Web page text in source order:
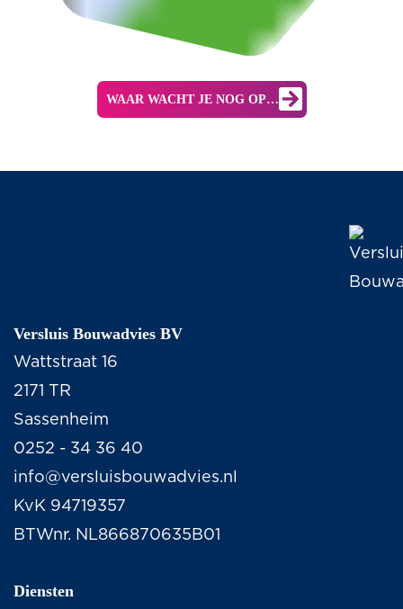
WAAR WACHT JE NOG OP…
Versluis Bouwadvies BV
Wattstraat 16
2171 TR
Sassenheim
0252 - 34 36 40
info@versluisbouwadvies.nl
KvK 94719357
BTWnr. NL866870635B01
Diensten